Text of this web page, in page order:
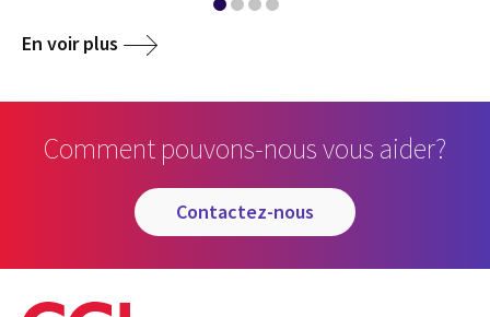
En voir plus
Comment pouvons-nous vous aider?
contactez-nous